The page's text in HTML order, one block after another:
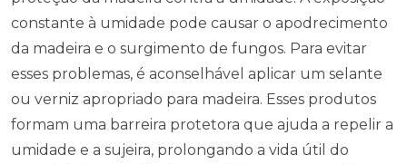
constante à umidade pode causar o apodrecimento
da madeira e o surgimento de fungos. Para evitar
esses problemas, é aconselhável aplicar um selante
ou verniz apropriado para madeira. Esses produtos
formam uma barreira protetora que ajuda a repelir a
umidade e a sujeira, prolongando a vida útil do